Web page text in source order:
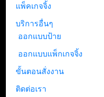
แพ็คเกจจิ้ง
บริการอื่นๆ
ออกแบบป้าย
ออกแบบแพ็กเกจจิ้ง
ขั้นตอนสั่งงาน
ติดต่อเรา